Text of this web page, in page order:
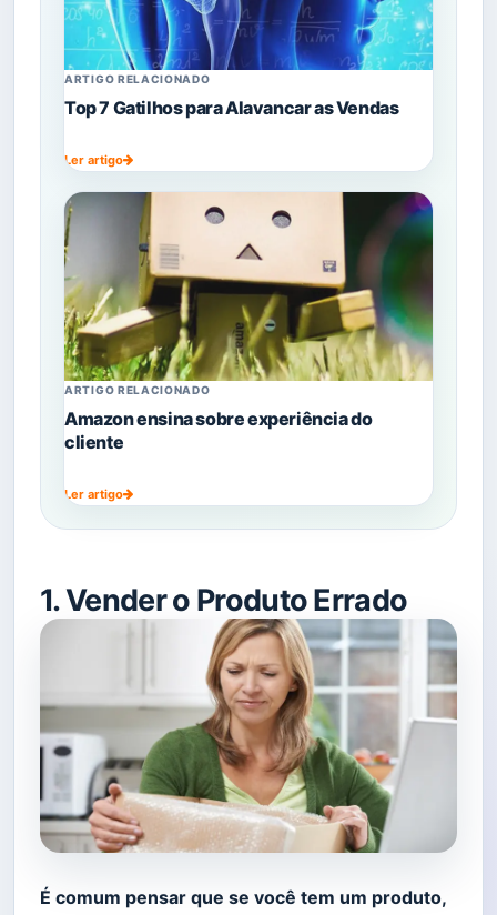
ARTIGO RELACIONADO
Top 7 Gatilhos para Alavancar as Vendas
Ler artigo
ARTIGO RELACIONADO
Amazon ensina sobre experiência do
cliente
Ler artigo
1. Vender o Produto Errado
É comum pensar que se você tem um produto,